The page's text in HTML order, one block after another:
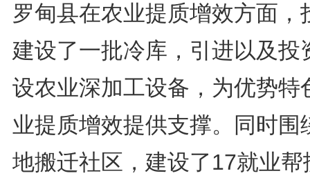
罗甸县在农业提质增效方面，
建设了一批冷库，引进以及投
设农业深加工设备，为优势特
业提质增效提供支撑。同时围
地搬迁社区，建设了17就业帮